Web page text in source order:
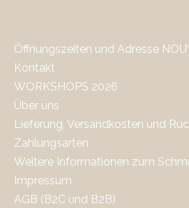
Öffnungszeiten und Adresse
Kontakt
WORKSHOPS 2026
Über uns
Lieferung, Versandkosten und
Zahlungsarten
Weitere Informationen zum
Impressum
AGB (B2C und B2B)